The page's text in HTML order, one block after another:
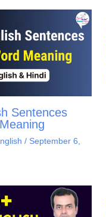
Sentences
/ September 6,